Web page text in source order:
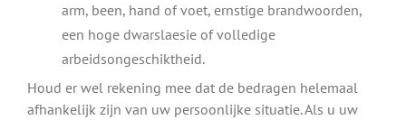
arm, been, hand of voet, ernstige brandwoorden,
een hoge dwarslaesie of volledige
arbeidsongeschiktheid.
Houd er wel rekening mee dat de bedragen helemaal
afhankelijk zijn van uw persoonlijke situatie. Als u uw